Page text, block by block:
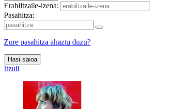
Erabiltzaile-izena:
Pasahitza:
Zure pasahitza ahaztu duzu?
Hasi saioa
Itzuli